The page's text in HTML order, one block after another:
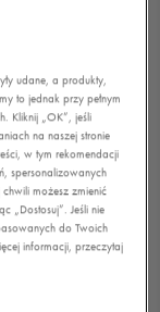
1/4
udane, a produkty,
to jednak przy pełnym
Kliknij „OK”, jeśli
na naszej stronie
w tym rekomendacji
spersonalizowanych
możesz zmienić
„Dostosuj”. Jeśli nie
do Twoich
informacji, przeczytaj